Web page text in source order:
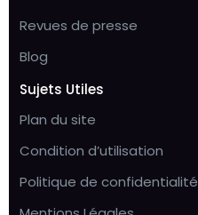
Revues de presse
Blog
Sujets Utiles
Plan du site
Condition d’utilisation
Politique de confidentialité